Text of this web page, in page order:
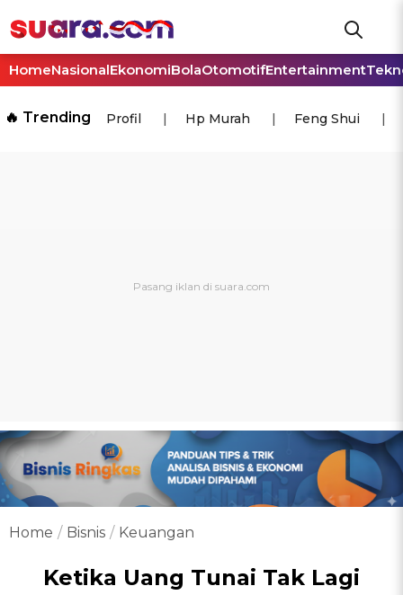
HomeNasionalEkonomiBolaOtomotifEntertainment
🔥 Trending Profil Hp Murah Feng Shui
Home Bisnis Keuangan
Ketika Uang Tunai Tak Lagi